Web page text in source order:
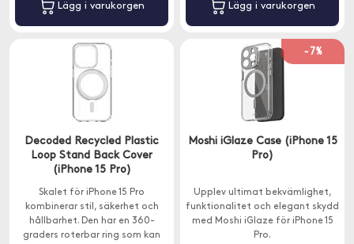
Lägg i varukorgen Lägg i varukorgen
Decoded Recycled Plastic
Loop Stand Back Cover
(iPhone 15 Pro)
Skalet för iPhone 15 Pro
kombinerar stil, säkerhet och
hållbarhet. Den har en 360-
graders roterbar ring som kan
-7%
Moshi iGlaze Case (iPhone 15
Pro)
Upplev ultimat bekvämlighet,
funktionalitet och elegant skydd
med Moshi iGlaze för iPhone 15
Pro.